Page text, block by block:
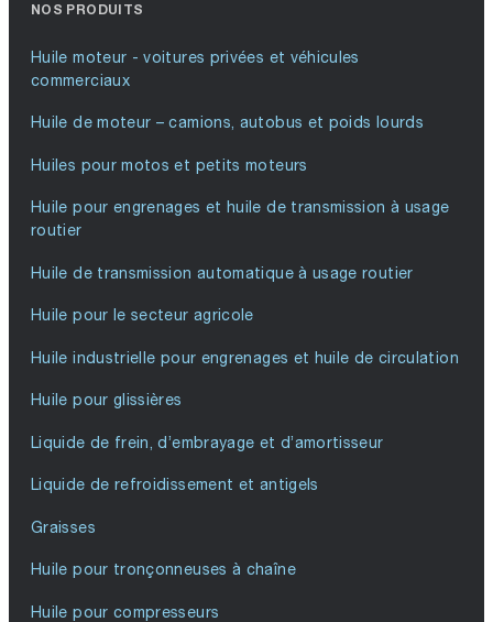
NOS PRODUITS
Huile moteur - voitures privées et véhicules
commerciaux
Huile de moteur – camions, autobus et poids lourds
Huiles pour motos et petits moteurs
Huile pour engrenages et huile de transmission à usage
routier
Huile de transmission automatique à usage routier
Huile pour le secteur agricole
Huile industrielle pour engrenages et huile de circulation
Huile pour glissières
Liquide de frein, d’embrayage et d’amortisseur
Liquide de refroidissement et antigels
Graisses
Huile pour tronçonneuses à chaîne
Huile pour compresseurs